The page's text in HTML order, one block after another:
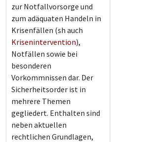
zur Notfallvorsorge und
zum adäquaten Handeln in
Krisenfällen (sh auch
Krisenintervention),
Notfällen sowie bei
besonderen
Vorkommnissen dar. Der
Sicherheitsorder ist in
mehrere Themen
gegliedert. Enthalten sind
neben aktuellen
rechtlichen Grundlagen,